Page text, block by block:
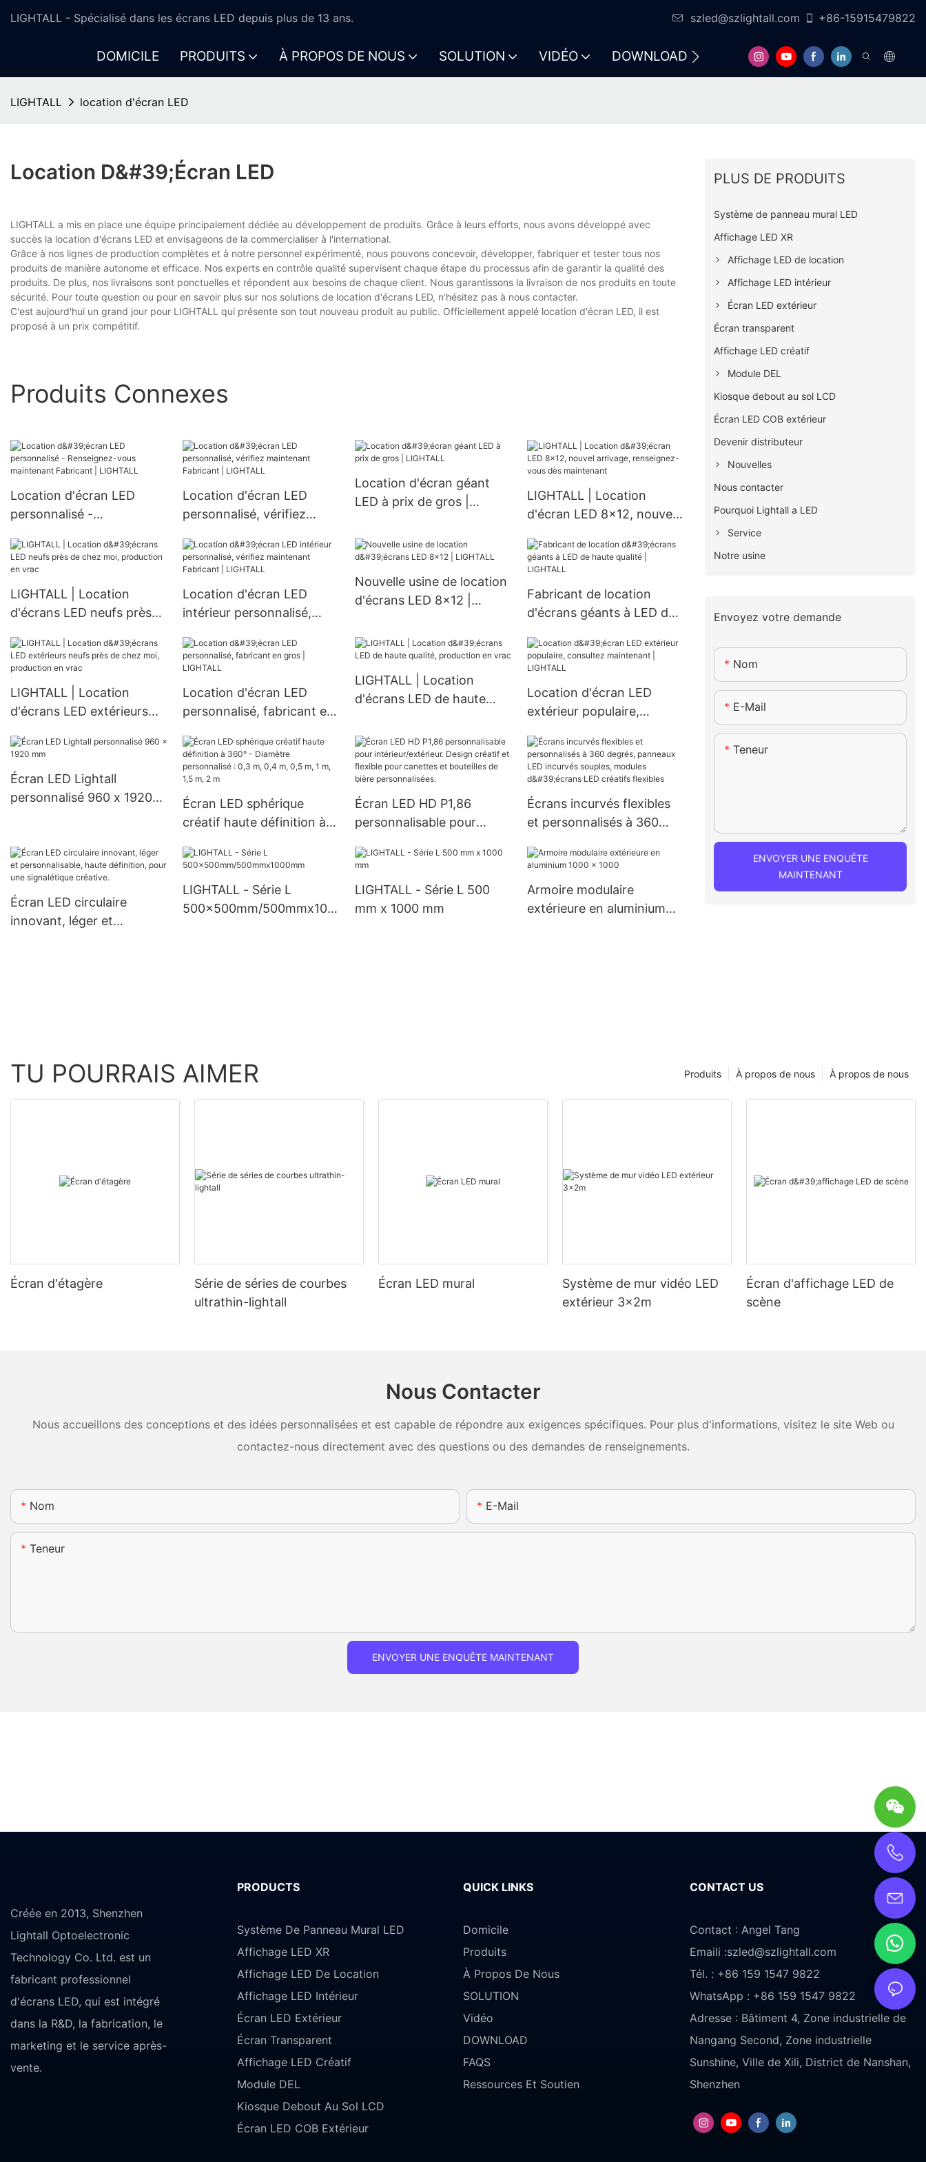
LIGHTALL - Spécialisé dans les écrans LED depuis plus de 13 ans. szled@szlightall.com +86-15915479822
DOMICILE PRODUITS À PROPOS DE NOUS SOLUTION VIDÉO DOWNLOAD FAQS RESSOURCES ET
LIGHTALL location d'écran LED
Location D&#39;écran LED
LIGHTALL a mis en place une équipe principalement dédiée au développement de produits. Grâce à leurs efforts, nous avons développé avec
succès la location d'écrans LED et envisageons de la commercialiser à l'international.
Grâce à nos lignes de production complètes et à notre personnel expérimenté, nous pouvons concevoir, développer, fabriquer et tester tous nos
produits de manière autonome et efficace. Nos experts en contrôle qualité supervisent chaque étape du processus afin de garantir la qualité des
produits. De plus, nos livraisons sont ponctuelles et répondent aux besoins de chaque client. Nous garantissons la livraison de nos produits en toute
sécurité. Pour toute question ou pour en savoir plus sur nos solutions de location d'écrans LED, n'hésitez pas à nous contacter.
C'est aujourd'hui un grand jour pour LIGHTALL qui présente son tout nouveau produit au public. Officiellement appelé location d'écran LED, il est
proposé à un prix compétitif.
Produits Connexes
Location d'écran LED
personnalisé -
maintenant Fabricant |
LIGHTALL
Location d'écran LED
personnalisé, vérifiez
LIGHTALL
Location d'écran géant
LED à prix de gros |
LIGHTALL | Location
d'écran LED 8x12, nouvel
dès maintenant
LIGHTALL | Location
d'écrans LED neufs près
en vrac
Location d'écran LED
intérieur personnalisé,
Fabricant | LIGHTALL
Nouvelle usine de location
d'écrans LED 8x12 |
Fabricant de location
d'écrans géants à LED de
LIGHTALL | Location
d'écrans LED extérieurs
production en vrac
Location d'écran LED
personnalisé, fabricant en
LIGHTALL | Location
d'écrans LED de haute
Location d'écran LED
extérieur populaire,
LIGHTALL
Écran LED Lightall
personnalisé 960 x 1920
Écran LED sphérique
créatif haute définition à
personnalisé : 0,3 m,
2 m
Écran LED HD P1,86
personnalisable pour
créatif et flexible pour
bière personnalisées.
Écrans incurvés flexibles
et personnalisés à 360
incurvés souples, modules
flexibles
Écran LED circulaire
innovant, léger et
LIGHTALL - Série L
500x500mm/500mmx100
LIGHTALL - Série L 500
mm x 1000 mm
Armoire modulaire
extérieure en aluminium
PLUS DE PRODUITS
Système de panneau mural LED
Affichage LED XR
Affichage LED de location
Affichage LED intérieur
Écran LED extérieur
Écran transparent
Affichage LED créatif
Module DEL
Kiosque debout au sol LCD
Écran LED COB extérieur
Devenir distributeur
Nouvelles
Nous contacter
Pourquoi Lightall a LED
Service
Notre usine
Envoyez votre demande
Nom
E-Mail
Teneur
ENVOYER UNE ENQUÊTE
MAINTENANT
TU POURRAIS AIMER À propos de nous
À propos de nous
Produits
Écran d'étagère
Série de séries de courbes
ultrathin-lightall
Écran LED mural
Système de mur vidéo LED
extérieur 3x2m
Écran d'affichage LED de
scène
Nous Contacter
Nous accueillons des conceptions et des idées personnalisées et est capable de répondre aux exigences spécifiques. Pour plus d'informations, visitez le site Web ou
contactez-nous directement avec des questions ou des demandes de renseignements.
Nom E-Mail
Teneur
ENVOYER UNE ENQUÊTE MAINTENANT
Créée en 2013, Shenzhen
Lightall Optoelectronic
Technology Co. Ltd. est un
fabricant professionnel
d'écrans LED, qui est intégré
dans la R&D, la fabrication, le
marketing et le service après-
vente.
PRODUCTS
Système De Panneau Mural LED
Affichage LED XR
Affichage LED De Location
Affichage LED Intérieur
Écran LED Extérieur
Écran Transparent
Affichage LED Créatif
Module DEL
Kiosque Debout Au Sol LCD
Écran LED COB Extérieur
QUICK LINKS
Domicile
Produits
À Propos De Nous
SOLUTION
Vidéo
DOWNLOAD
FAQS
Ressources Et Soutien
CONTACT US
Contact : Angel Tang
Emaili :szled@szlightall.com
Tél. : +86 159 1547 9822
WhatsApp : +86 159 1547 9822
Adresse : Bâtiment 4, Zone industrielle de
Nangang Second, Zone industrielle
Sunshine, Ville de Xili, District de Nanshan,
Shenzhen